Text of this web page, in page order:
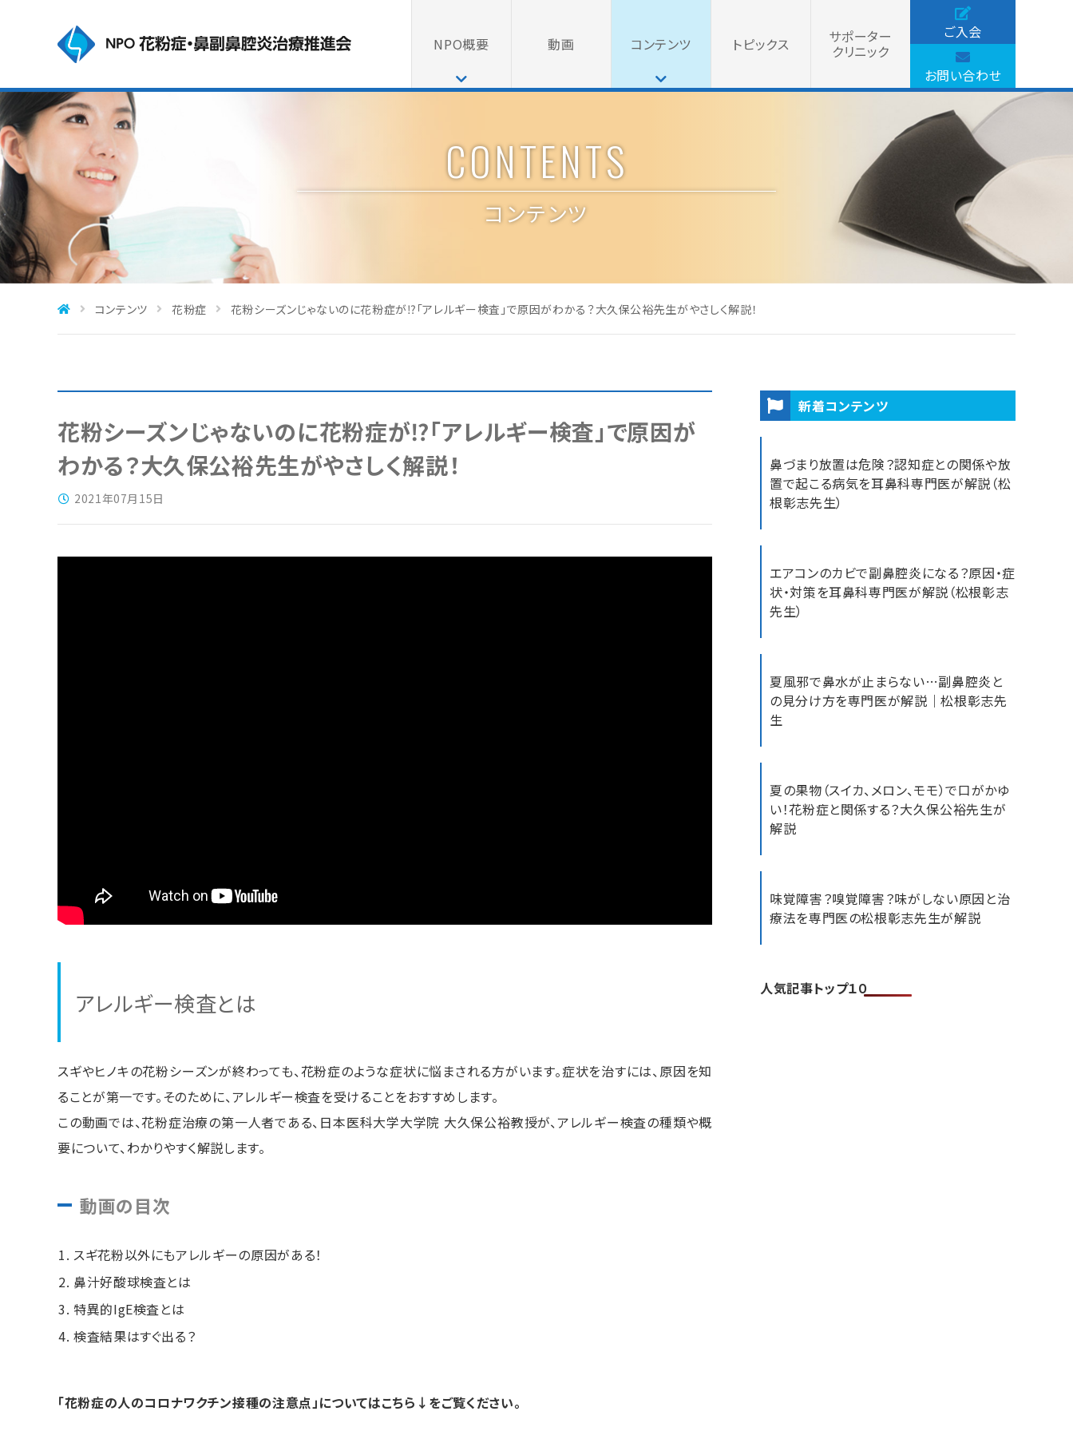
NPO概要 動画 コンテンツ トピックス サポーター
クリニック
ご入会
お問い合わせ
CONTENTS
コンテンツ
コンテンツ 花粉症 花粉シーズンじゃないのに花粉症が⁉「アレルギー検査」で原因がわかる？大久保公裕先生がやさしく解説！
花粉シーズンじゃないのに花粉症が⁉「アレルギー検査」で原因が
わかる？大久保公裕先生がやさしく解説！
2021年07月15日
アレルギー検査とは
スギやヒノキの花粉シーズンが終わっても、花粉症のような症状に悩まされる方がいます。症状を治すには、原因を知
ることが第一です。そのために、アレルギー検査を受けることをおすすめします。
この動画では、花粉症治療の第一人者である、日本医科大学大学院 大久保公裕教授が、アレルギー検査の種類や概
要について、わかりやすく解説します。
動画の目次
スギ花粉以外にもアレルギーの原因がある！
鼻汁好酸球検査とは
特異的IgE検査とは
検査結果はすぐ出る？
「花粉症の人のコロナワクチン接種の注意点」についてはこちら↓をご覧ください。
新着コンテンツ
鼻づまり放置は危険？認知症との関係や放
置で起こる病気を耳鼻科専門医が解説（松
根彰志先生）
エアコンのカビで副鼻腔炎になる？原因・症
状・対策を耳鼻科専門医が解説（松根彰志
先生）
夏風邪で鼻水が止まらない…副鼻腔炎と
の見分け方を専門医が解説｜松根彰志先
生
夏の果物（スイカ、メロン、モモ）で口がかゆ
い！花粉症と関係する？大久保公裕先生が
解説
味覚障害？嗅覚障害？味がしない原因と治
療法を専門医の松根彰志先生が解説
人気記事トップ１０